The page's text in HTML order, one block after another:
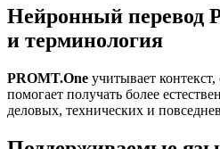
Нейронный перевод
и терминология
PROMT.One учитывает контекст,
помогает получать более
деловых, технических и